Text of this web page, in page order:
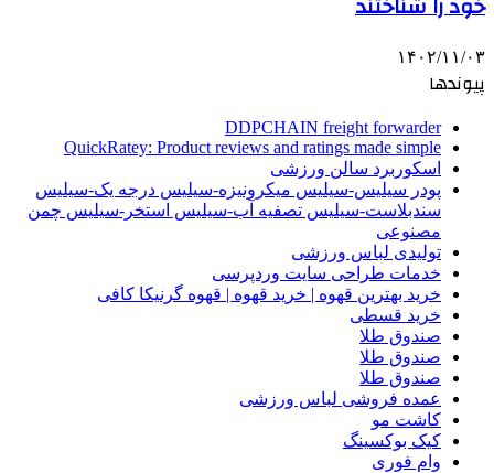
۱۴۰۲/۱۱/۰۳
پیوندها
DDPCHAIN freight forwarder
QuickRatey: Product reviews and ratings made simple
اسکوربرد سالن ورزشی
پودر سیلیس-سیلیس میکرونیزه-سیلیس درجه یک-سیلیس
سندبلاست-سیلیس تصفیه آب-سیلیس استخر-سیلیس چمن
مصنوعی
تولیدی لباس ورزشی
خدمات طراحی سایت وردپرسی
خرید بهترین قهوه | خرید قهوه | قهوه گرنیکا کافی
خرید قسطی
صندوق طلا
صندوق طلا
صندوق طلا
عمده فروشی لباس ورزشی
کاشت مو
کیک بوکسینگ
وام فوری